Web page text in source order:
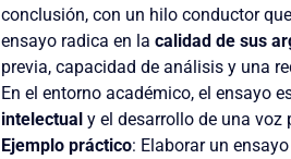
conclusión, con un hilo conductor
ensayo radica en la calidad de sus
previa, capacidad de análisis y una
En el entorno académico, el ensayo
intelectual y el desarrollo de una voz
Ejemplo práctico: Elaborar un